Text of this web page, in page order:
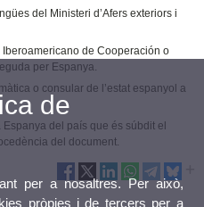
del Ministeri d’Afers exteriors i
Iberoamericano de Cooperación o
per Espanya.
o consular de l’estat espanyol a
del país que és súbdit el
del document.
de
per a nosaltres. Per això,
pròpies i de tercers per a